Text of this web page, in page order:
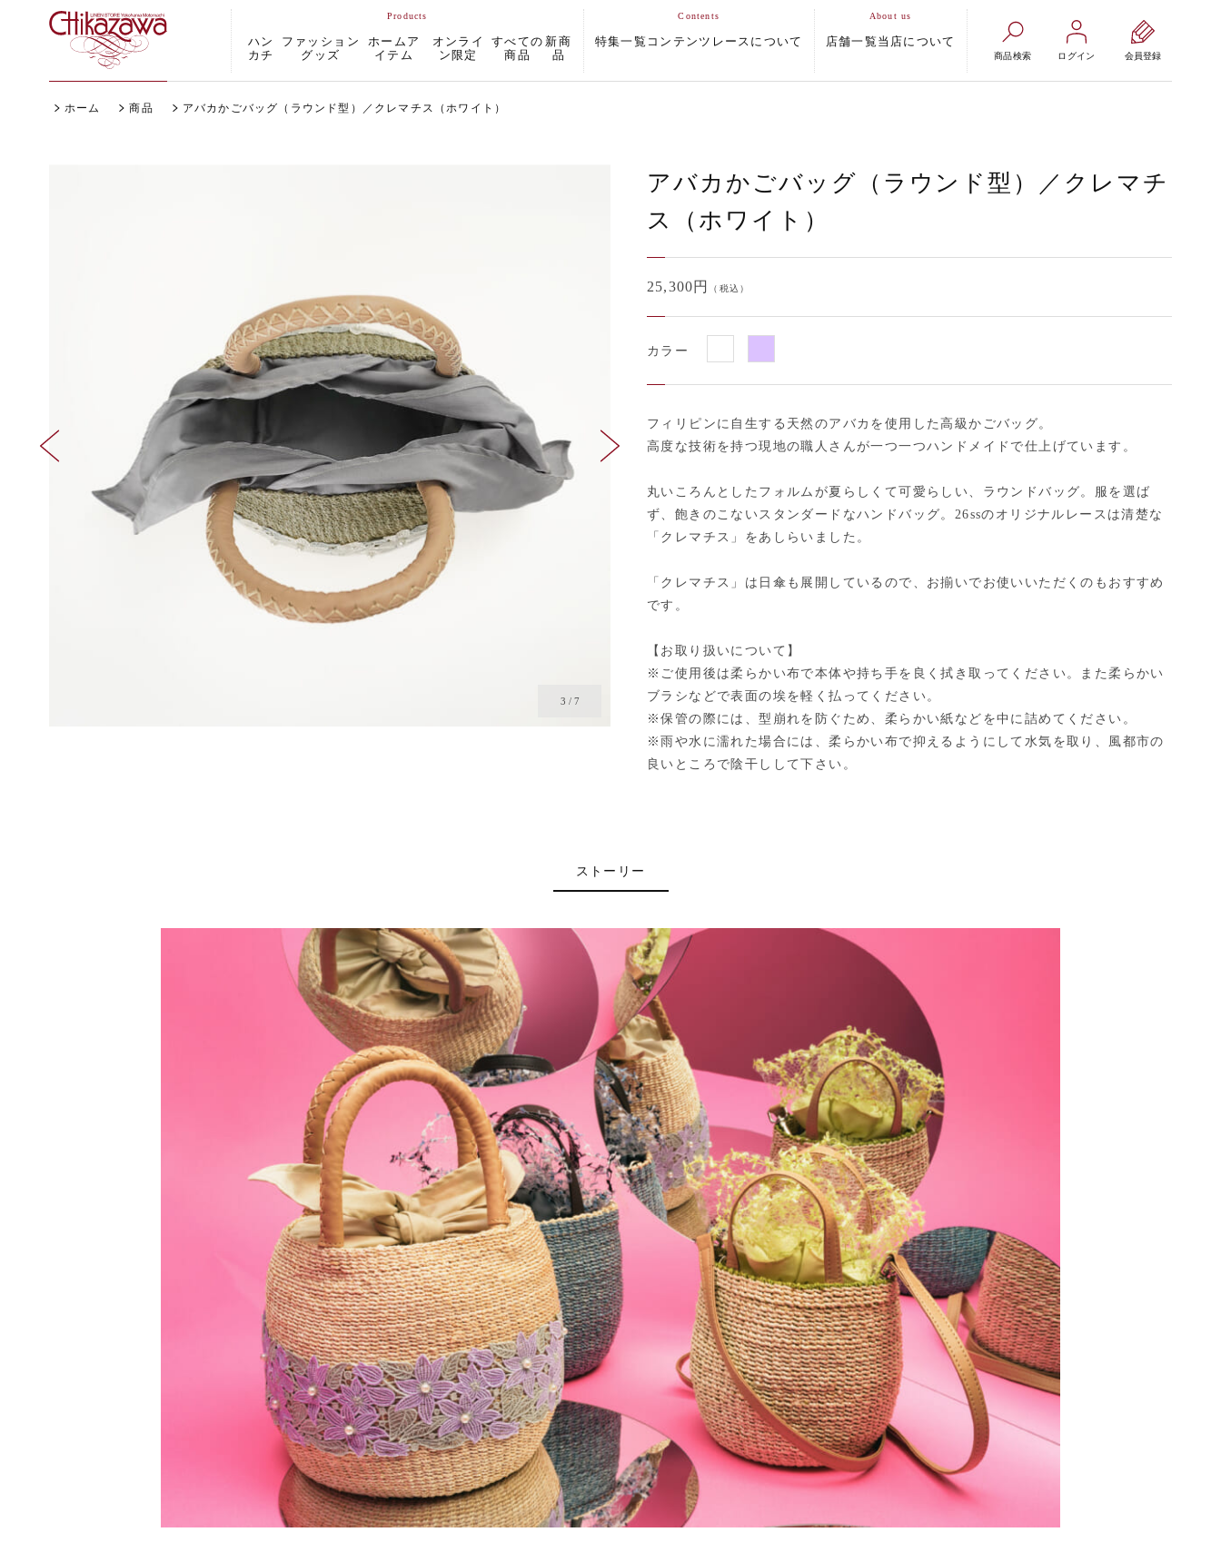
ハン
カチ
ファッション
グッズ
ホームア
イテム
オンライ
ン限定
すべての
商品
新商
品
特集一覧 コンテンツ レースについて 店舗一覧 当店について
商品検索 ログイン 会員登録
ホーム 商品 アバカかごバッグ（ラウンド型）／クレマチス（ホワイト）
4 / 7
アバカかごバッグ（ラウンド型）／クレマチ
ス（ホワイト）
25,300円 （税込）
カラー
フィリピンに自生する天然のアバカを使用した高級かごバッグ。
高度な技術を持つ現地の職人さんが一つ一つハンドメイドで仕上げています。
丸いころんとしたフォルムが夏らしくて可愛らしい、ラウンドバッグ。服を選ば
ず、飽きのこないスタンダードなハンドバッグ。26ssのオリジナルレースは清楚な
「クレマチス」をあしらいました。
「クレマチス」は日傘も展開しているので、お揃いでお使いいただくのもおすすめ
です。
【お取り扱いについて】
※ご使用後は柔らかい布で本体や持ち手を良く拭き取ってください。また柔らかい
ブラシなどで表面の埃を軽く払ってください。
※保管の際には、型崩れを防ぐため、柔らかい紙などを中に詰めてください。
※雨や水に濡れた場合には、柔らかい布で抑えるようにして水気を取り、風都市の
良いところで陰干しして下さい。
ストーリー